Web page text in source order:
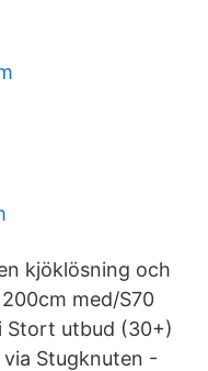
kjöklösning och
med/S70
Stort utbud (30+)
Stugknuten -